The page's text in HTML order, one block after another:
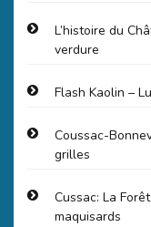
L’histoire du
verdure
Flash Kaolin –
Coussac-
grilles
Cussac: La
maquisards